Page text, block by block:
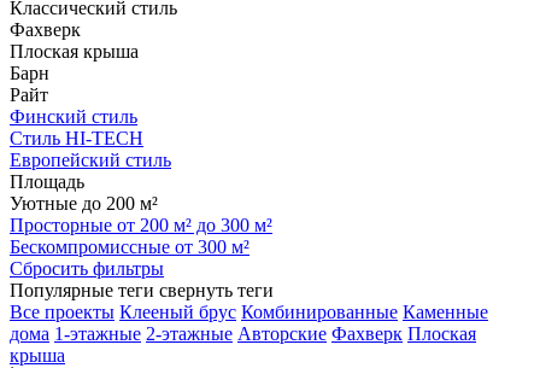
Классический стиль
Фахверк
Плоская крыша
Барн
Райт
Финский стиль
Стиль HI-TECH
Европейский стиль
Площадь
Уютные до 200 м²
Просторные от 200 м² до 300 м²
Бескомпромиссные от 300 м²
Сбросить фильтры
Популярные теги свернуть теги
Все проекты Клееный брус Комбинированные Каменные
дома 1-этажные 2-этажные Авторские Фахверк Плоская
крыша